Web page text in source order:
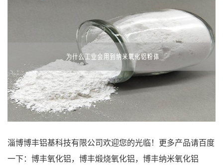
淄博博丰铝基科技有限公司欢迎您的光临！更多产品请百度
一下：博丰氧化铝，博丰煅烧氧化铝，博丰纳米氧化铝